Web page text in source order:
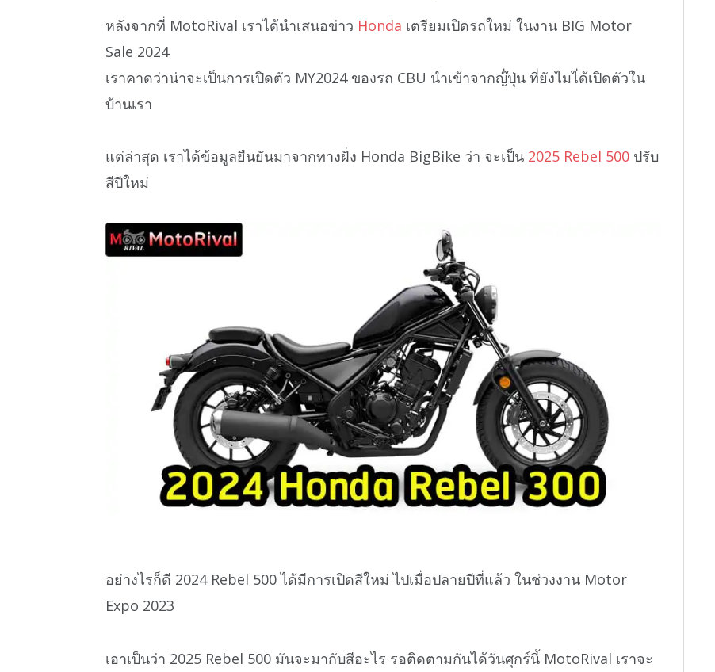
หลังจากที่ MotoRival เราได้นำเสนอข่าว Honda เตรียมเปิดรถใหม่ ในงาน BIG Motor
Sale 2024
เราคาดว่าน่าจะเป็นการเปิดตัว MY2024 ของรถ CBU นำเข้าจากญ๊่ปุ่น ที่ยังไมไ่ด้เปิดตัวใน
บ้านเรา
แต่ล่าสุด เราได้ข้อมูลยืนยันมาจากทางฝั่ง Honda BigBike ว่า จะเป็น 2025 Rebel 500 ปรับ
สีปีใหม่
อย่างไรก็ดี 2024 Rebel 500 ได้มีการเปิดสีใหม่ ไปเมื่อปลายปีที่แล้ว ในช่วงงาน Motor
Expo 2023
เอาเป็นว่า 2025 Rebel 500 มันจะมากับสีอะไร รอติดตามกันได้วันศุกร์นี้ MotoRival เราจะ